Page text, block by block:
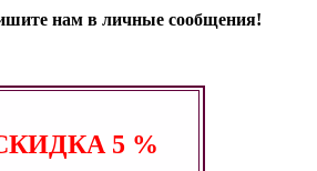
нам в личные сообщения!
5 %